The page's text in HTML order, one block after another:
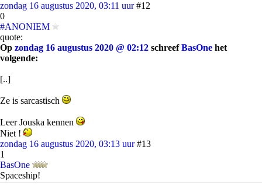
zondag 16 augustus 2020, 03:11 uur #12
0
#ANONIEM
quote:
Op zondag 16 augustus 2020 @ 02:12 schreefBasOne het
volgende:
[..]
Ze is sarcastisch
Leer Jouska kennen
Niet !
zondag 16 augustus 2020, 03:13 uur #13
1
BasOne
Spaceship!
quote: